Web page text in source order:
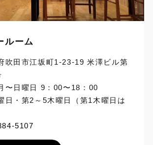
ルーム
吹田市江坂町1-23-19 米澤ビル第
〜日曜日 9：00〜18：00
日・第2～5木曜日（第1木曜日は
5107